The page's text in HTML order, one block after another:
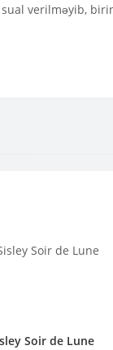
verilməyib,
Soir de Lune